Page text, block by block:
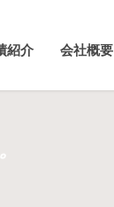
紹介 会社概要